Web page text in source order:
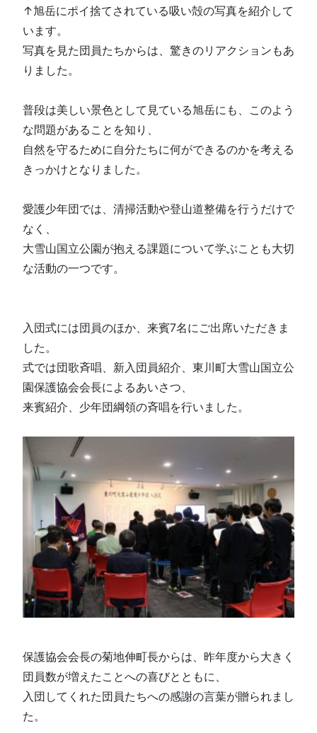
↑旭岳にポイ捨てされている吸い殻の写真を紹介して
います。
写真を見た団員たちからは、驚きのリアクションもあ
りました。
普段は美しい景色として見ている旭岳にも、このよう
な問題があることを知り、
自然を守るために自分たちに何ができるのかを考える
きっかけとなりました。
愛護少年団では、清掃活動や登山道整備を行うだけで
なく、
大雪山国立公園が抱える課題について学ぶことも大切
な活動の一つです。
入団式には団員のほか、来賓7名にご出席いただきま
した。
式では団歌斉唱、新入団員紹介、東川町大雪山国立公
園保護協会会長によるあいさつ、
来賓紹介、少年団綱領の斉唱を行いました。
保護協会会長の菊地伸町長からは、昨年度から大きく
団員数が増えたことへの喜びとともに、
入団してくれた団員たちへの感謝の言葉が贈られまし
た。